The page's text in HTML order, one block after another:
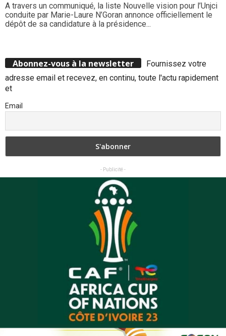
A travers un communiqué, la liste Nouvelle vision pour l’Unjci
conduite par Marie-Laure N’Goran annonce officiellement le
dépôt de sa candidature à la présidence...
Abonnez-vous à la newsletter
Fournissez votre
adresse email et recevez, en continu, toute l'actu rapidement
et
Email
- Publicité -